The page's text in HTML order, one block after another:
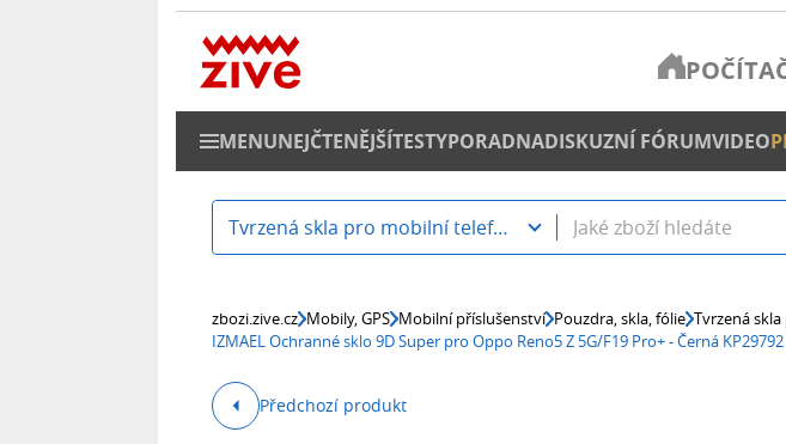
MENUNEJČTENĚJŠÍTESTYPORADNADISKUZNÍ FÓRUMVIDEO
Tvrzená skla pro mobilní telefony
zbozi.zive.cz Mobily, GPS Mobilní příslušenství Pouzdra, skla, fólie Tvrzená
IZMAEL Ochranné sklo 9D Super pro Oppo Reno5 Z 5G/F19 Pro+ - Černá KP29792
Předchozí produkt